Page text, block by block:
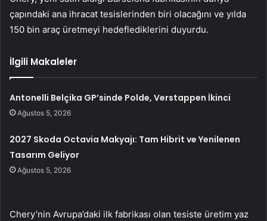
çapındaki ana ihracat tesislerinden biri olacağını ve yılda
150 bin araç üretmeyi hedeflediklerini duyurdu.
İlgili Makaleler
Antonelli Belçika GP’sinde Polde, Verstappen İkinci
Ağustos 5, 2026
2027 Skoda Octavia Makyajı: Tam Hibrit ve Yenilenen
Tasarım Geliyor
Ağustos 5, 2026
Chery’nin Avrupa’daki ilk fabrikası olan tesiste üretim yaz